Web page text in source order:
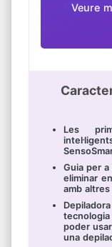
Veure
Les
Guia per
eliminar
amb
poder
una